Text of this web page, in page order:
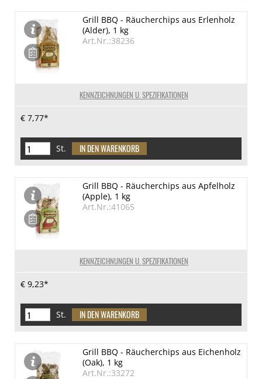
KENNZEICHNUNGEN U. SPEZIFIKATIONEN
Grill BBQ - Räucherchips aus Erlenholz
(Alder), 1 kg
Art.Nr.:38236
€ 7,77*
St.
KENNZEICHNUNGEN U. SPEZIFIKATIONEN
Grill BBQ - Räucherchips aus Apfelholz
(Apple), 1 kg
Art.Nr.:41065
€ 9,23*
St.
Grill BBQ - Räucherchips aus Eichenholz
(Oak), 1 kg
Art.Nr.:33272